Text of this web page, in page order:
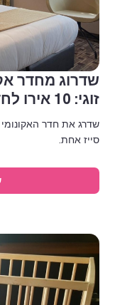
שדרוג מחדר
זוגי: 10 אירו לחדר ללילה
שדרג את חדר
סייז אחת.